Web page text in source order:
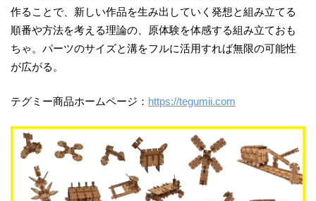
作ることで、新しい作品を生み出していく発想と組み立てる
順番や方法を考える理論の、原体験を体感する組み立ておも
ちゃ。パーツのサイズと溝をフルに活用すれば無限の可能性
が広がる。
テグミー商品ホームページ： https://tegumii.com